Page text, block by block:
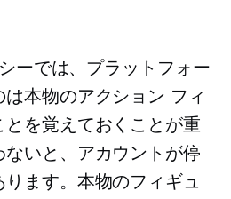
ーでは、プラットフォー
本物のアクション フィ
を覚えておくことが重
いと、アカウントが停
ます。本物のフィギュ